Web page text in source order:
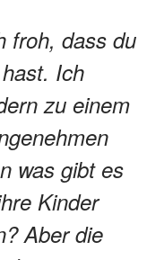
froh, dass du
Ich
zu einem
was gibt es
Kinder
Aber die